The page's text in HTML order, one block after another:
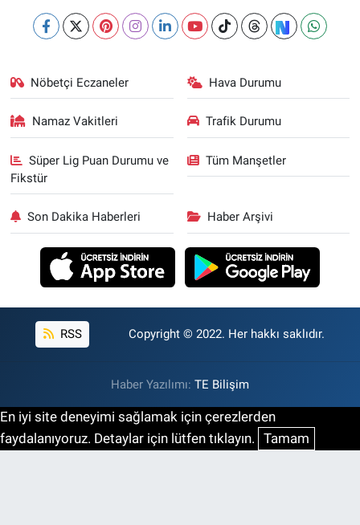
Nöbetçi Eczaneler Hava Durumu
Namaz Vakitleri Trafik Durumu
Süper Lig Puan Durumu ve
Fikstür
Tüm Manşetler
Son Dakika Haberleri Haber Arşivi
RSS Copyright © 2022. Her hakkı saklıdır.
Haber Yazılımı: TE Bilişim
En iyi site deneyimi sağlamak için çerezlerden
faydalanıyoruz. Detaylar için lütfen tıklayın. Tamam